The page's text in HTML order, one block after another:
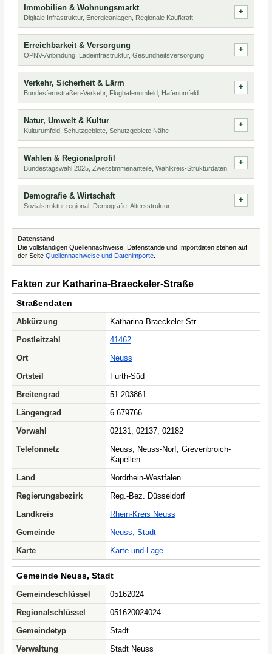
Immobilien & Wohnungsmarkt
Digitale Infrastruktur, Energieanlagen, Regionale Kaufkraft
Erreichbarkeit & Versorgung
ÖPNV-Anbindung, Ladeinfrastruktur, Gesundheitsversorgung
Verkehr, Sicherheit & Lärm
Bundesfernstraßen-Verkehr, Flughafenumfeld, Hafenumfeld
Natur, Umwelt & Kultur
Kulturumfeld, Schutzgebiete, Schutzgebiete Nähe
Wahlen & Regionalprofil
Bundestagswahl 2025, Zweitstimmenanteile, Wahlkreis-Strukturdaten
Demografie & Wirtschaft
Sozialstruktur regional, Demografie, Altersstruktur
Datenstand
Die vollständigen Quellennachweise, Datenstände und Importdaten stehen auf
der Seite Quellennachweise und Datenimporte
Fakten zur Katharina-Braeckeler-Straße
Straßendaten
Abkürzung
Katharina-Braeckeler-Str.
Postleitzahl
41462
Ort
Neuss
Ortsteil
Furth-Süd
Breitengrad
51.203861
Längengrad
6.679766
Vorwahl
02131, 02137, 02182
Telefonnetz
Neuss, Neuss-Norf, Grevenbroich-
Kapellen
Land
Nordrhein-Westfalen
Regierungsbezirk
Reg.-Bez. Düsseldorf
Landkreis
Rhein-Kreis Neuss
Gemeinde
Neuss, Stadt
Karte
Karte und Lage
Gemeinde Neuss, Stadt
Gemeindeschlüssel
05162024
Regionalschlüssel
051620024024
Gemeindetyp
Stadt
Verwaltung
Stadt Neuss